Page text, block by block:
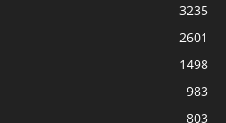
3235
2601
1498
983
803